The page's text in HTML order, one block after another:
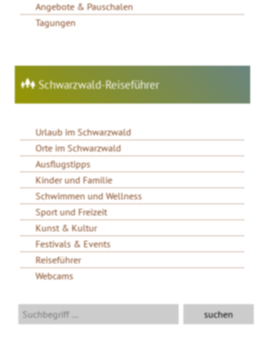
Angebote & Pauschalen
Tagungen
Schwarzwald-Reiseführer
Urlaub im Schwarzwald
Orte im Schwarzwald
Ausflugstipps
Kinder und Familie
Schwimmen und Wellness
Sport und Freizeit
Kunst & Kultur
Festivals & Events
Reiseführer
Webcams